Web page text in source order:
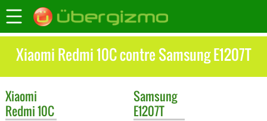
Xiaomi Redmi 10C contre Samsung E1207T
Xiaomi
Redmi 10C
Samsung
E1207T